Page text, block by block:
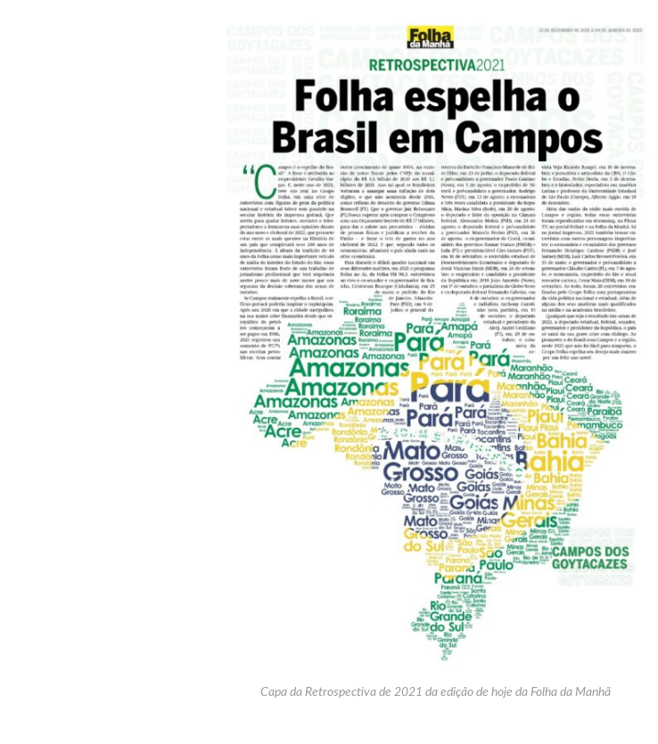
Capa da Retrospectiva de 2021 da edição de hoje da Folha da Manhã